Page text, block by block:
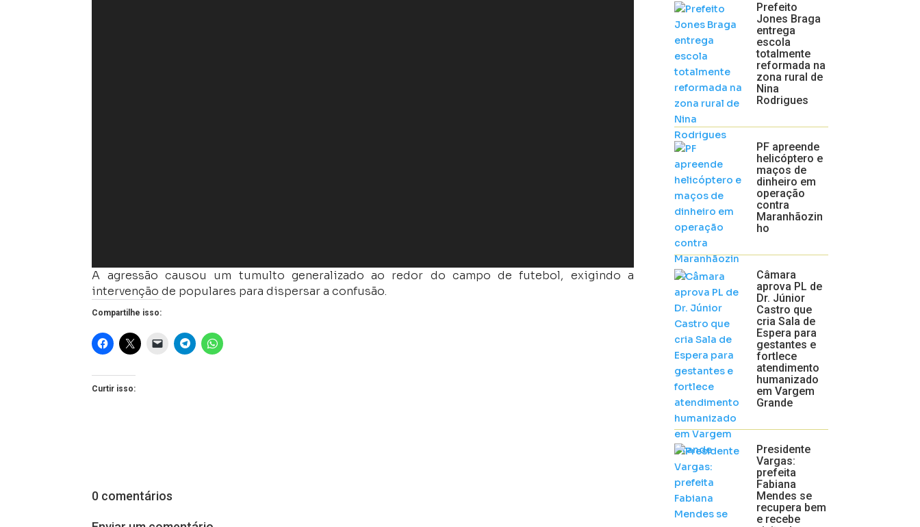
A agressão causou um tumulto generalizado ao redor do campo de futebol, exigindo a
intervenção de populares para dispersar a confusão.
Compartilhe isso:
Curtir isso:
0 comentários
Prefeito
Jones Braga
entrega
escola
totalmente
reformada na
zona rural de
Nina
Rodrigues
PF apreende
helicóptero e
maços de
dinheiro em
operação
contra
Maranhãozin
ho
Câmara
aprova PL de
Dr. Júnior
Castro que
cria Sala de
Espera para
gestantes e
fortlece
atendimento
humanizado
em Vargem
Grande
Presidente
Vargas:
prefeita
Fabiana
Mendes se
recupera bem
e recebe